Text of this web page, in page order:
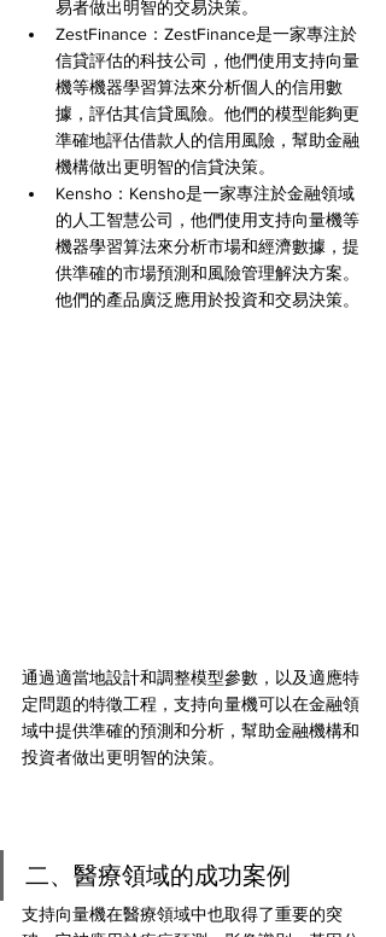
易者做出明智的交易決策。
ZestFinance：ZestFinance是一家專注於
信貸評估的科技公司，他們使用支持向量
機等機器學習算法來分析個人的信用數
據，評估其信貸風險。他們的模型能夠更
準確地評估借款人的信用風險，幫助金融
機構做出更明智的信貸決策。
Kensho：Kensho是一家專注於金融領域
的人工智慧公司，他們使用支持向量機等
機器學習算法來分析市場和經濟數據，提
供準確的市場預測和風險管理解決方案。
他們的產品廣泛應用於投資和交易決策。
通過適當地設計和調整模型參數，以及適應特
定問題的特徵工程，支持向量機可以在金融領
域中提供準確的預測和分析，幫助金融機構和
投資者做出更明智的決策。
二、醫療領域的成功案例
支持向量機在醫療領域中也取得了重要的突